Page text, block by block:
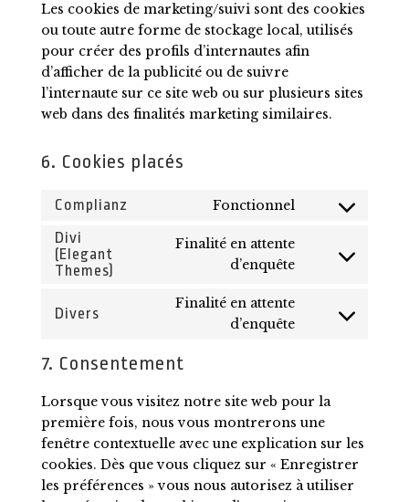
Les cookies de marketing/suivi sont des cookies
ou toute autre forme de stockage local, utilisés
pour créer des profils d’internautes afin
d’afficher de la publicité ou de suivre
l’internaute sur ce site web ou sur plusieurs sites
web dans des finalités marketing similaires.
6. Cookies placés
Complianz Fonctionnel
Consent
service
Divi
(Elegant
Themes)
Finalité en attente
d’enquête
Consent
Divers
Finalité en attente
d’enquête
Consent
7. Consentement
Lorsque vous visitez notre site web pour la
première fois, nous vous montrerons une
fenêtre contextuelle avec une explication sur les
cookies. Dès que vous cliquez sur « Enregistrer
les préférences » vous nous autorisez à utiliser